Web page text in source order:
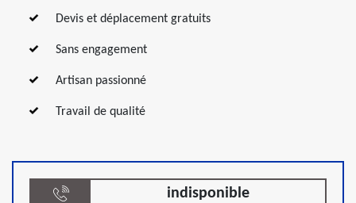
Devis et déplacement gratuits
Sans engagement
Artisan passionné
Travail de qualité
indisponible